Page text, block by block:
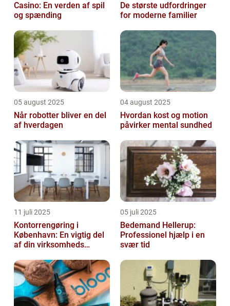
Casino: En verden af spil
og spænding
De største udfordringer
for moderne familier
05 august 2025
Når robotter bliver en del
af hverdagen
04 august 2025
Hvordan kost og motion
påvirker mental sundhed
11 juli 2025
Kontorrengøring i
København: En vigtig del
af din virksomheds
05 juli 2025
Bedemand Hellerup:
Professionel hjælp i en
svær tid